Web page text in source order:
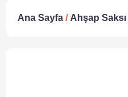
Ana Sayfa / Ahşap Saksı